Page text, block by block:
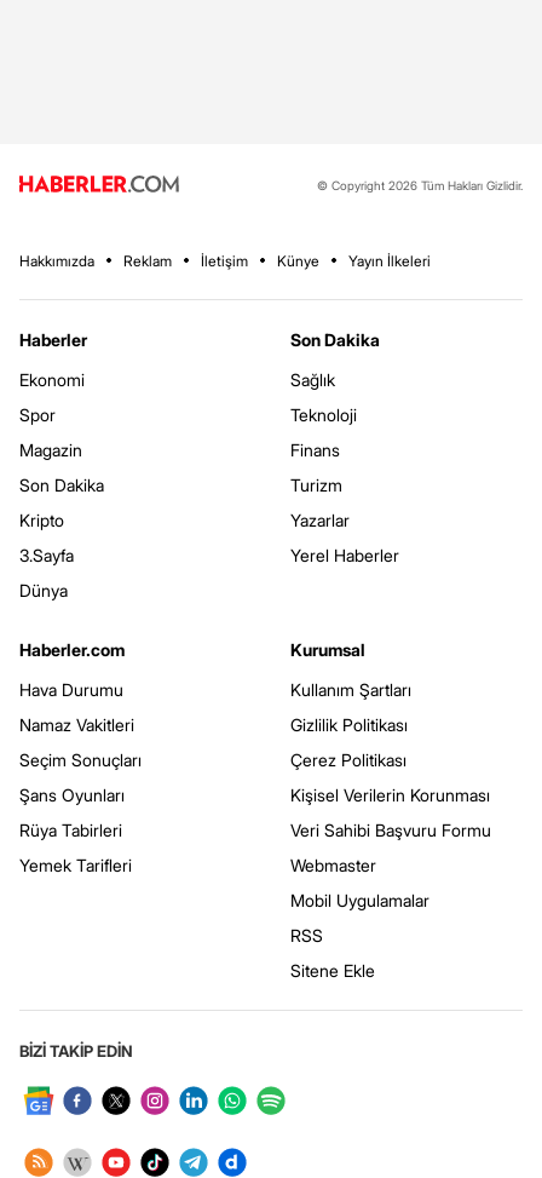
© Copyright 2026 Tüm Hakları Gizlidir.
Hakkımızda Reklam İletişim Künye Yayın İlkeleri
Haberler
Ekonomi
Spor
Magazin
Son Dakika
Kripto
3.Sayfa
Dünya
Son Dakika
Sağlık
Teknoloji
Finans
Turizm
Yazarlar
Yerel Haberler
Haberler.com
Hava Durumu
Namaz Vakitleri
Seçim Sonuçları
Şans Oyunları
Rüya Tabirleri
Yemek Tarifleri
Kurumsal
Kullanım Şartları
Gizlilik Politikası
Çerez Politikası
Kişisel Verilerin Korunması
Veri Sahibi Başvuru Formu
Webmaster
Mobil Uygulamalar
RSS
Sitene Ekle
BİZİ TAKİP EDİN